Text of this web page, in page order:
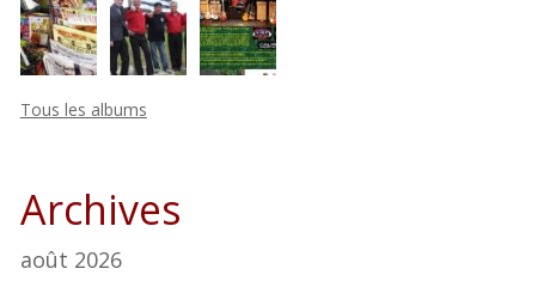
Tous les albums
Archives
août 2026